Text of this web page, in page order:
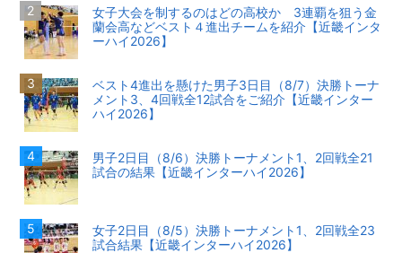
女子大会を制するのはどの高校か 3連覇を狙う金
蘭会高などベスト４進出チームを紹介【近畿インタ
ーハイ2026】
ベスト4進出を懸けた男子3日目（8/7）決勝トーナ
メント3、4回戦全12試合をご紹介【近畿インター
ハイ2026】
男子2日目（8/6）決勝トーナメント1、2回戦全21
試合の結果【近畿インターハイ2026】
女子2日目（8/5）決勝トーナメント1、2回戦全23
試合結果【近畿インターハイ2026】